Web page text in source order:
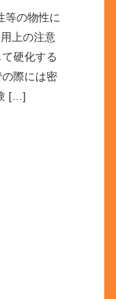
等の物性に
上の注意
硬化する
際には密
[…]